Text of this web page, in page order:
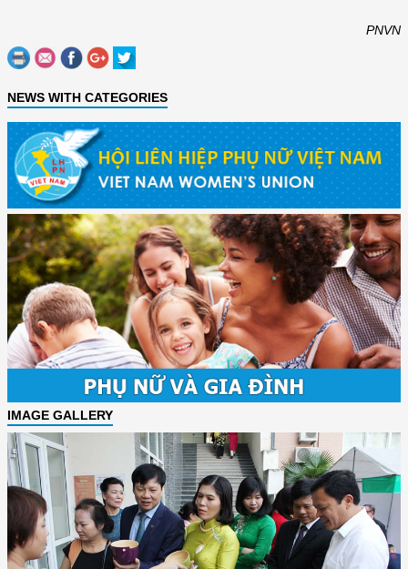
PNVN
NEWS WITH CATEGORIES
IMAGE GALLERY